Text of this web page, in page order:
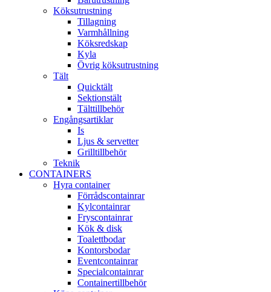
Köksutrustning
Tillagning
Varmhållning
Köksredskap
Kyla
Övrig köksutrustning
Tält
Quicktält
Sektionstält
Tälttillbehör
Engångsartiklar
Is
Ljus & servetter
Grilltillbehör
Teknik
CONTAINERS
Hyra container
Förrådscontainrar
Kylcontainrar
Fryscontainrar
Kök & disk
Toalettbodar
Kontorsbodar
Eventcontainrar
Specialcontainrar
Containertillbehör